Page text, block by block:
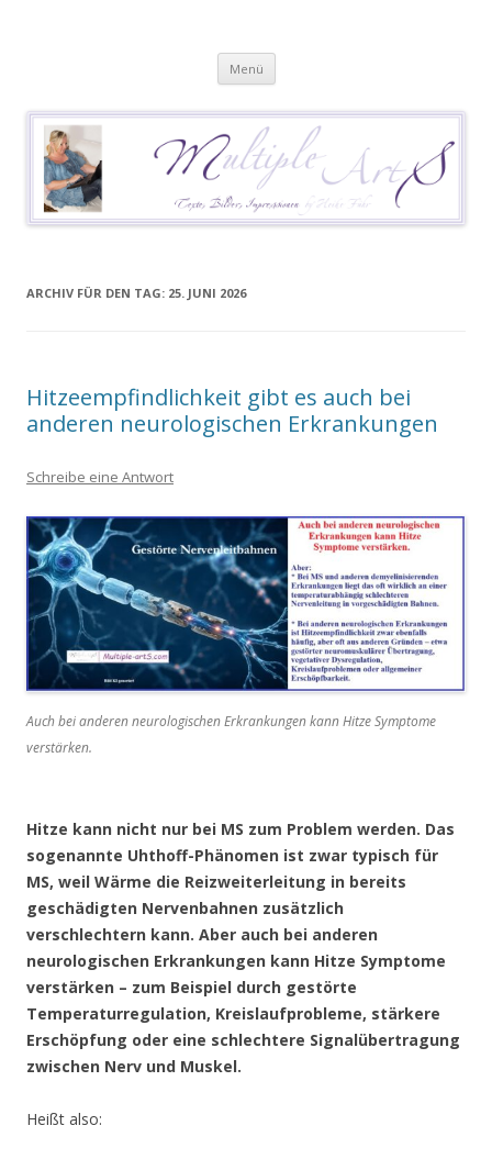
Menü Springe
Inhalt
ARCHIV FÜR DEN TAG: 25. JUNI 2026
Hitzeempfindlichkeit gibt es auch bei
anderen neurologischen Erkrankungen
Schreibe eine Antwort
Auch bei anderen neurologischen Erkrankungen kann Hitze Symptome
verstärken.
Hitze kann nicht nur bei MS zum Problem werden. Das
sogenannte Uhthoff-Phänomen ist zwar typisch für
MS, weil Wärme die Reizweiterleitung in bereits
geschädigten Nervenbahnen zusätzlich
verschlechtern kann. Aber auch bei anderen
neurologischen Erkrankungen kann Hitze Symptome
verstärken – zum Beispiel durch gestörte
Temperaturregulation, Kreislaufprobleme, stärkere
Erschöpfung oder eine schlechtere Signalübertragung
zwischen Nerv und Muskel.
Heißt also: